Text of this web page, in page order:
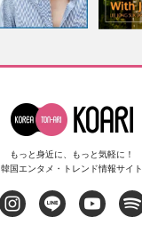
もっと身近に、もっと気軽に！
韓国エンタメ・トレンド情報サイト